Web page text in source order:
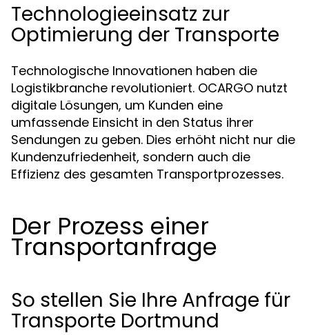
Technologieeinsatz zur
Optimierung der Transporte
Technologische Innovationen haben die
Logistikbranche revolutioniert. OCARGO nutzt
digitale Lösungen, um Kunden eine
umfassende Einsicht in den Status ihrer
Sendungen zu geben. Dies erhöht nicht nur die
Kundenzufriedenheit, sondern auch die
Effizienz des gesamten Transportprozesses.
Der Prozess einer
Transportanfrage
So stellen Sie Ihre Anfrage für
Transporte Dortmund